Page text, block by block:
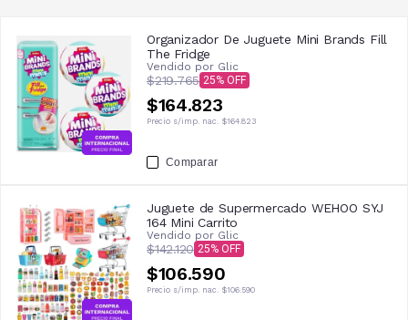
Organizador De Juguete Mini Brands Fill
The Fridge
Vendido por Glic
$219.765 25
$164.823
Precio s/imp. nac. $164.823
Comparar
Juguete de Supermercado WEHOO SYJ
164 Mini Carrito
Vendido por Glic
$142.120 25
$106.590
Precio s/imp. nac. $106.590